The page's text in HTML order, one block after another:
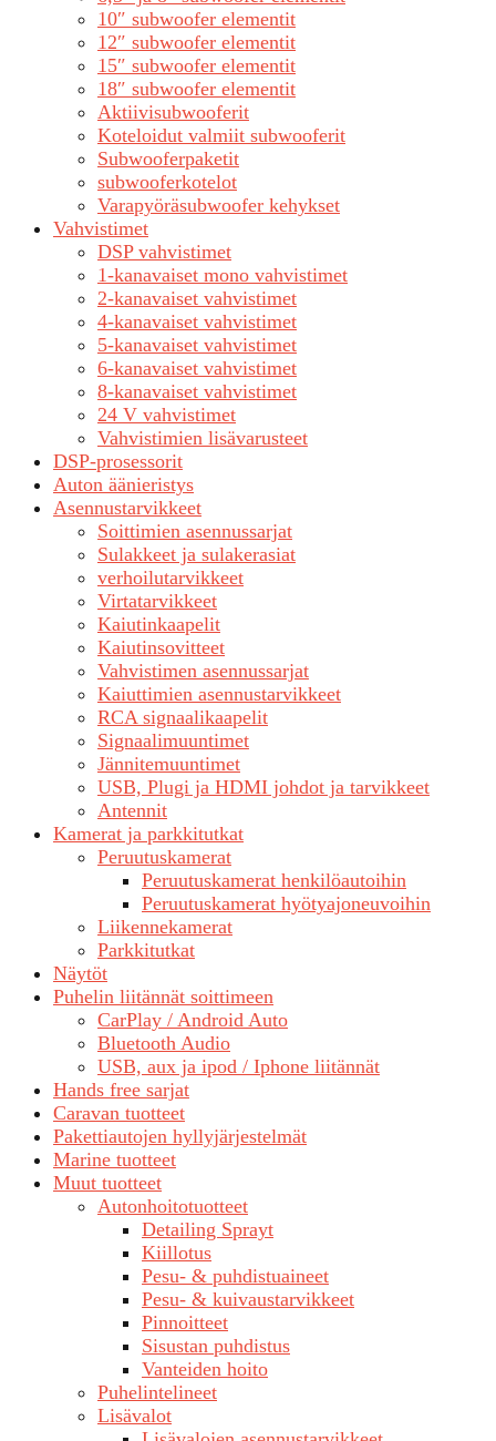
10″ subwoofer elementit
12″ subwoofer elementit
15″ subwoofer elementit
18″ subwoofer elementit
Aktiivisubwooferit
Koteloidut valmiit subwooferit
Subwooferpaketit
subwooferkotelot
Varapyöräsubwoofer kehykset
Vahvistimet
DSP vahvistimet
1-kanavaiset mono vahvistimet
2-kanavaiset vahvistimet
4-kanavaiset vahvistimet
5-kanavaiset vahvistimet
6-kanavaiset vahvistimet
8-kanavaiset vahvistimet
24 V vahvistimet
Vahvistimien lisävarusteet
DSP-prosessorit
Auton äänieristys
Asennustarvikkeet
Soittimien asennussarjat
Sulakkeet ja sulakerasiat
verhoilutarvikkeet
Virtatarvikkeet
Kaiutinkaapelit
Kaiutinsovitteet
Vahvistimen asennussarjat
Kaiuttimien asennustarvikkeet
RCA signaalikaapelit
Signaalimuuntimet
Jännitemuuntimet
USB, Plugi ja HDMI johdot ja tarvikkeet
Antennit
Kamerat ja parkkitutkat
Peruutuskamerat
Peruutuskamerat henkilöautoihin
Peruutuskamerat hyötyajoneuvoihin
Liikennekamerat
Parkkitutkat
Näytöt
Puhelin liitännät soittimeen
CarPlay / Android Auto
Bluetooth Audio
USB, aux ja ipod / Iphone liitännät
Hands free sarjat
Caravan tuotteet
Pakettiautojen hyllyjärjestelmät
Marine tuotteet
Muut tuotteet
Autonhoitotuotteet
Detailing Sprayt
Kiillotus
Pesu- & puhdistuaineet
Pesu- & kuivaustarvikkeet
Pinnoitteet
Sisustan puhdistus
Vanteiden hoito
Puhelintelineet
Lisävalot